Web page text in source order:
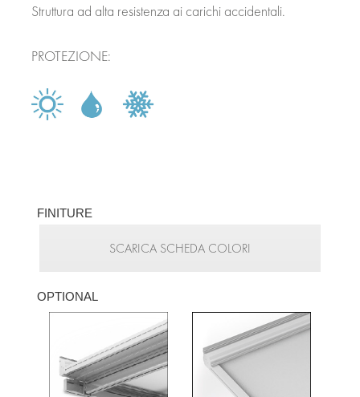
Struttura ad alta resistenza ai carichi accidentali.
PROTEZIONE:
FINITURE
SCARICA SCHEDA COLORI
OPTIONAL